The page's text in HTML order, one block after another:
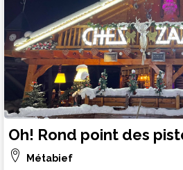
Oh! Rond point des
Métabief